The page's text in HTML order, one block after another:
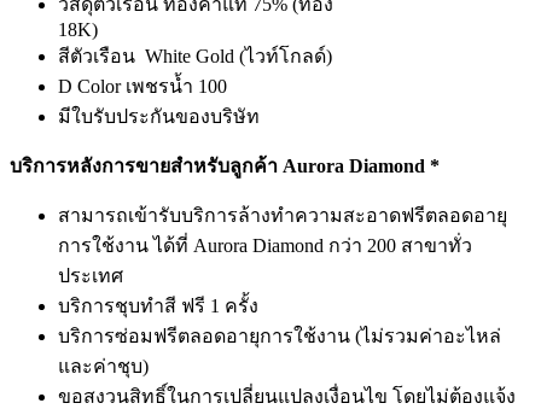
วัสดุตัวเรือน ทองคำแท้ 75% (ทอง
18K)
สีตัวเรือน White Gold (ไวท์โกลด์)
D Color เพชรน้ำ 100
มีใบรับประกันของบริษัท
บริการหลังการขายสำหรับลูกค้า Aurora Diamond *
สามารถเข้ารับบริการล้างทำความสะอาดฟรีตลอดอายุ
การใช้งาน ได้ที่ Aurora Diamond กว่า 200 สาขาทั่ว
ประเทศ
บริการชุบทำสี ฟรี 1 ครั้ง
บริการซ่อมฟรีตลอดอายุการใช้งาน (ไม่รวมค่าอะไหล่
และค่าชุบ)
ขอสงวนสิทธิ์ในการเปลี่ยนแปลงเงื่อนไข โดยไม่ต้องแจ้ง